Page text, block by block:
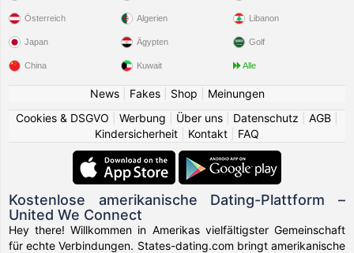
Österreich
Japan
China
Algerien
Ägypten
Kuwait
Libanon
Golf
Alle
News| Fakes| Shop
Meinungen
Cookies & DSGVO
Werbung Über uns Datenschutz AGB
Kindersicherheit
Kontakt FAQ
Kostenlose amerikanische Dating-Plattform –
United We Connect
Hey there! Willkommen in Amerikas vielfältigster Gemeinschaft
für echte Verbindungen. States-dating.com bringt amerikanische